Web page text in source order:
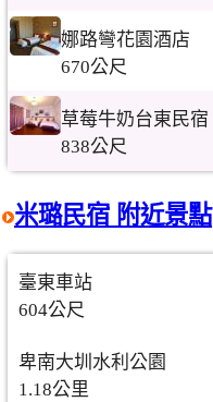
娜路彎花園酒店
670公尺
草莓牛奶台東民宿
838公尺
米璐民宿 附近景點
臺東車站
604公尺
卑南大圳水利公園
1.18公里